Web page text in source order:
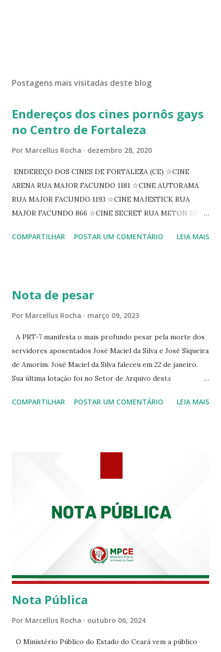
Postagens mais visitadas deste blog
Endereços dos cines pornôs gays
no Centro de Fortaleza
Por Marcellus Rocha dezembro 28, 2020
ENDEREÇO DOS CINES DE FORTALEZA (CE) ☆CINE
ARENA RUA MAJOR FACUNDO 1181 ☆CINE AUTORAMA
RUA MAJOR FACUNDO 1193 ☆CINE MAJESTICK RUA
MAJOR FACUNDO 866 ☆CINE SECRET RUA METON DE
PEIXOTO 1307 ☆CINE IRIS RUA FLORIANO PEIXOTO 1206
☆CINE VIP CLUBE RUA 24 DE MAIO 825 ☆CINE ECLIPSE
COMPARTILHAR POSTAR UM COMENTÁRIO LEIA MAIS
Nota de pesar
Por Marcellus Rocha março 09, 2023
A PRT-7 manifesta o mais profundo pesar pela morte dos
servidores aposentados José Maciel da Silva e José Siqueira
de Amorim. José Maciel da Silva faleceu em 22 de janeiro.
Sua última lotação foi no Setor de Arquivo desta
Siqueira Amorim faleceu em 28 de fevereiro e encerrou a
COMPARTILHAR POSTAR UM COMENTÁRIO LEIA MAIS
Nota Pública
Por Marcellus Rocha outubro 06, 2024
O Ministério Público do Estado do Ceará vem a público